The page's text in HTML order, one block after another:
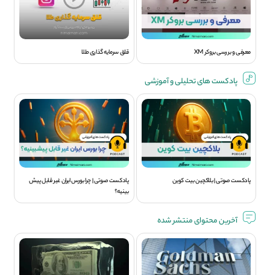
معرفی و بررسی بروکر XM قلق سرمایه گذاری طلا
پادکست های تحلیلی و آموزشی
پادکست صوتی | بلاکچین بیت کوین
پادکست صوتی | چرا بورس ایران غیر قابل پیش
بینیه؟
آخرین محتوای منتشر شده